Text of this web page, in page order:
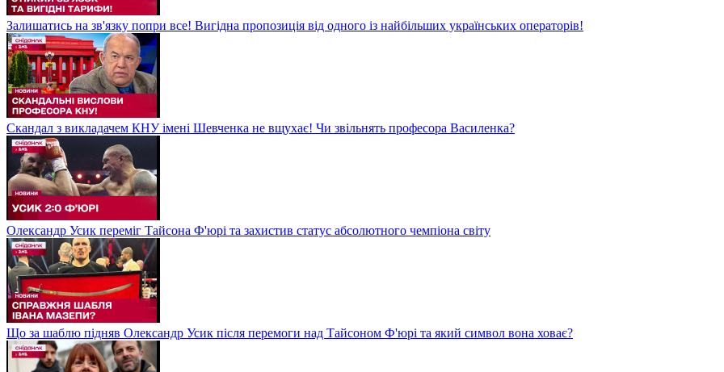
Залишатись на зв'язку попри все! Вигідна пропозиція від одного із найбільших українських операторів!
Скандал з викладачем КНУ імені Шевченка не вщухає! Чи звільнять професора Василенка?
Олександр Усик переміг Тайсона Ф'юрі та захистив статус абсолютного чемпіона світу
Що за шаблю підняв Олександр Усик після перемоги над Тайсоном Ф'юрі та який символ вона ховає?